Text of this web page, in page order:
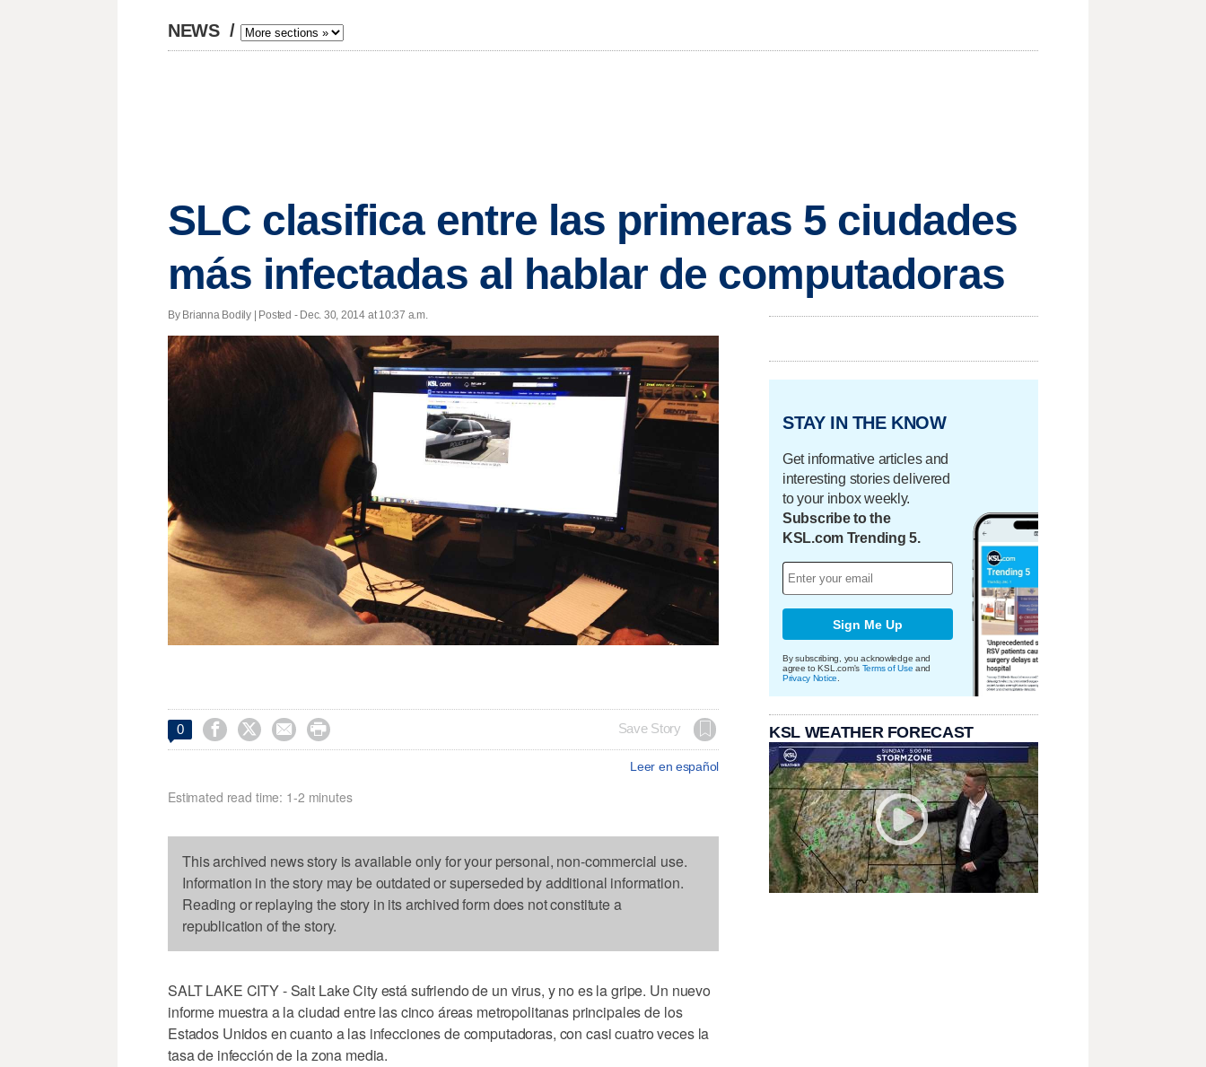
NEWS /
SLC clasifica entre las primeras 5 ciudades
más infectadas al hablar de computadoras
By Brianna Bodily | Posted - Dec. 30, 2014 at 10:37 a.m.
0     Save Story
Leer en español
Estimated read time: 1-2 minutes
This archived news story is available only for your personal, non-commercial use.
Information in the story may be outdated or superseded by additional information.
Reading or replaying the story in its archived form does not constitute a
republication of the story.
SALT LAKE CITY - Salt Lake City está sufriendo de un virus, y no es la gripe. Un nuevo
informe muestra a la ciudad entre las cinco áreas metropolitanas principales de los
Estados Unidos en cuanto a las infecciones de computadoras, con casi cuatro veces la
tasa de infección de la zona media.
STAY IN THE KNOW
Get informative articles and
interesting stories delivered
to your inbox weekly.
Subscribe to the
KSL.com Trending 5.
Sign Me Up
By subscribing, you acknowledge and
agree to KSL.com's Terms of Use and
Privacy Notice
KSL WEATHER FORECAST